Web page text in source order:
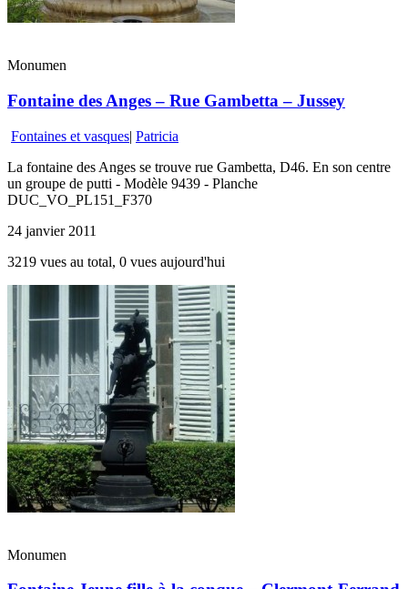
Monumen
Fontaine des Anges – Rue Gambetta – Jussey
Fontaines et vasques| Patricia
La fontaine des Anges se trouve rue Gambetta, D46. En son centre
un groupe de putti - Modèle 9439 - Planche
DUC_VO_PL151_F370
24 janvier 2011
3219 vues au total, 0 vues aujourd'hui
Monumen